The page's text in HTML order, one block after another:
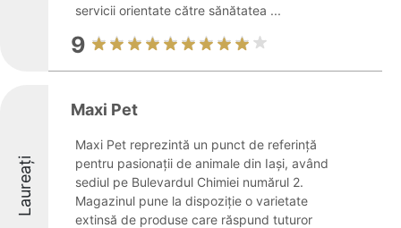
servicii orientate către sănătatea ...
9
Laureați
Maxi Pet
Maxi Pet reprezintă un punct de referință
pentru pasionații de animale din Iași, având
sediul pe Bulevardul Chimiei numărul 2.
Magazinul pune la dispoziție o varietate
extinsă de produse care răspund tuturor